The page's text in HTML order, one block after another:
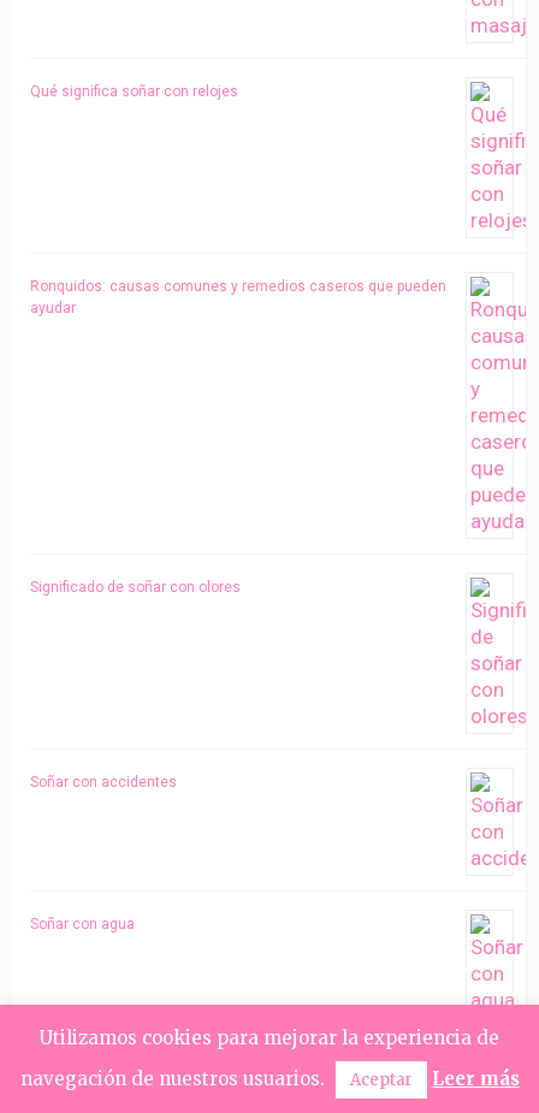
Qué significa soñar con relojes
Ronquidos: causas comunes y remedios caseros que pueden
ayudar
Significado de soñar con olores
Soñar con accidentes
Soñar con agua
Soñar con ascensores
Utilizamos cookies para mejorar la experiencia de
navegación de nuestros usuarios.
Aceptar Leer más